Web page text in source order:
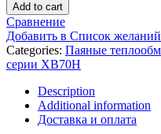
Add to cart
Сравнение
Добавить в Список желаний
Categories: Паяные
серии XB70H
Description
Additional information
Доставка и оплата